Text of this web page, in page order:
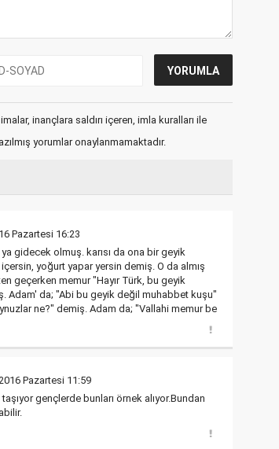
inançlara saldırı içeren, imla kuralları ile
yorumlar onaylanmamaktadır.
Pazartesi 16:23
gidecek olmuş. karısı da ona bir geyik
yoğurt yapar yersin demiş. O da almış
geçerken memur "Hayır Türk, bu geyik
Adam' da; "Abi bu geyik değil muhabbet kuşu"
ne?" demiş. Adam da; "Vallahi memur be
Pazartesi 11:59
gençlerde bunları örnek alıyor.Bundan